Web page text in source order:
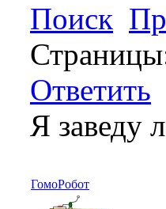
Поиск
Ответить
Я заведу
ГомоРобот